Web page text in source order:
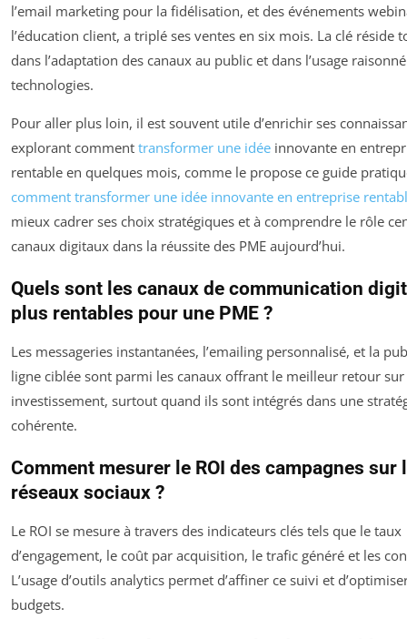
l’email marketing pour la fidélisation, et des événements
l’éducation client, a triplé ses ventes en six mois. La clé réside
dans l’adaptation des canaux au public et dans l’usage
technologies.
Pour aller plus loin, il est souvent utile d’enrichir ses
explorant comment transformer une idée innovante en
rentable en quelques mois, comme le propose ce guide
comment transformer une idée innovante en entreprise
mieux cadrer ses choix stratégiques et à comprendre le rôle
canaux digitaux dans la réussite des PME aujourd’hui.
Quels sont les canaux de communication
plus rentables pour une PME ?
Les messageries instantanées, l’emailing personnalisé, et la
ligne ciblée sont parmi les canaux offrant le meilleur retour sur
investissement, surtout quand ils sont intégrés dans une
cohérente.
Comment mesurer le ROI des campagnes sur
réseaux sociaux ?
Le ROI se mesure à travers des indicateurs clés tels que le taux
d’engagement, le coût par acquisition, le trafic généré et les
L’usage d’outils analytics permet d’affiner ce suivi et
budgets.